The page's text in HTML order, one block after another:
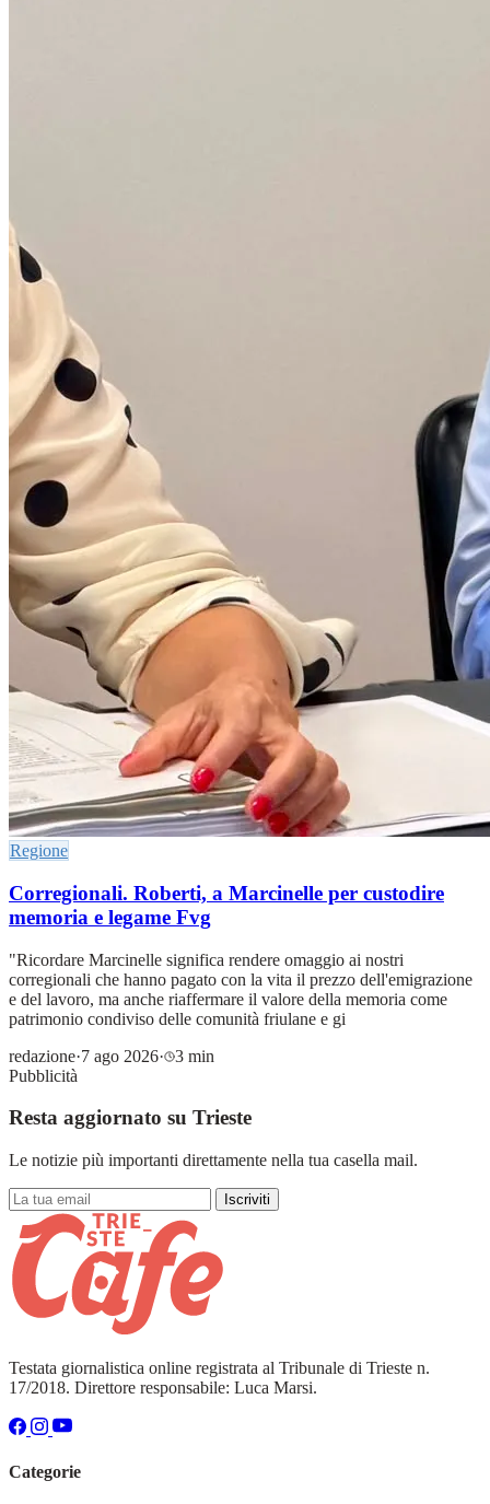
Regione
Corregionali. Roberti, a Marcinelle per custodire
memoria e legame Fvg
"Ricordare Marcinelle significa rendere omaggio ai nostri
corregionali che hanno pagato con la vita il prezzo dell'emigrazione
e del lavoro, ma anche riaffermare il valore della memoria come
patrimonio condiviso delle comunità friulane e gi
redazione·7 ago 2026·
3 min
Pubblicità
Resta aggiornato su Trieste
Le notizie più importanti direttamente nella tua casella mail.
Iscriviti
Testata giornalistica online registrata al Tribunale di Trieste n.
17/2018. Direttore responsabile: Luca Marsi.
Categorie